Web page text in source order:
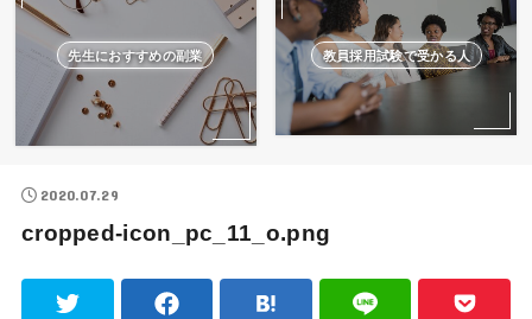
先生におすすめの副業 教員採用試験で受かる人
2020.07.29
cropped-icon_pc_11_o.png